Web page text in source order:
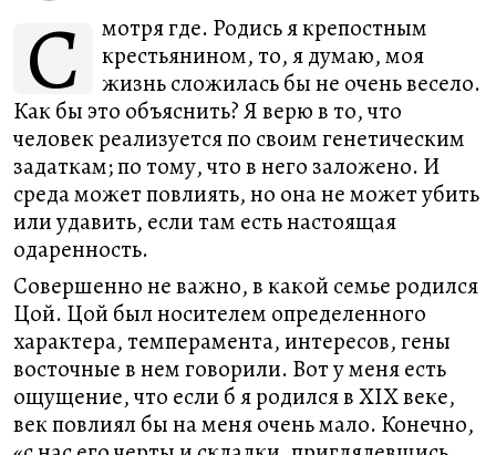
С
мотря где. Родись я крепостным
крестьянином, то, я думаю, моя
жизнь сложилась бы не очень весело.
Как бы это объяснить? Я верю в то, что
человек реализуется по своим генетическим
задаткам; по тому, что в него заложено. И
среда может повлиять, но она не может убить
или удавить, если там есть настоящая
одаренность.
Совершенно не важно, в какой семье родился
Цой. Цой был носителем определенного
характера, темперамента, интересов, гены
восточные в нем говорили. Вот у меня есть
ощущение, что если б я родился в XIX веке,
век повлиял бы на меня очень мало. Конечно,